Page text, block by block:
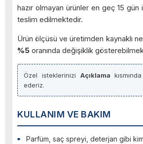
hazır olmayan ürünler en geç 15
teslim edilmektedir.
Ürün ölçüsü ve üretimden kaynaklı
%5 oranında değişiklik
Özel isteklerinizi Açıklama
ederiz.
KULLANIM VE BAKIM
Parfüm, saç spreyi, deterjan gibi